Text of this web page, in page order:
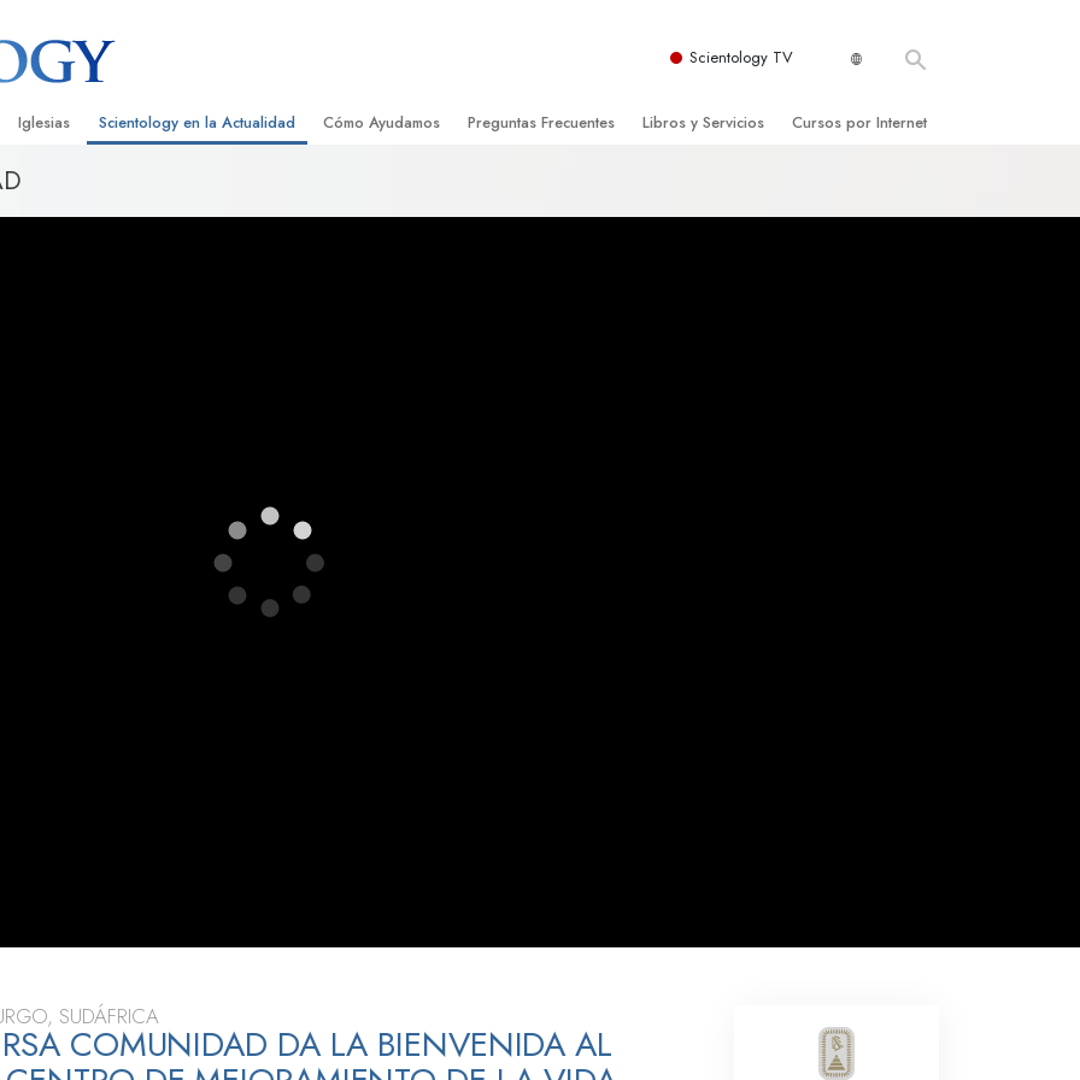
Scientology TV
Iglesias
Encontrar una Iglesia
Scientology en la Actualidad Cómo Ayudamos Preguntas Frecuentes Libros y Servicios Cursos por Internet
La Tecnología de Estudio
SUDÁFRICA
COMUNIDAD DA LA BIENVENIDA AL